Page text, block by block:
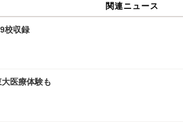
関連ニュース
校収録
医療体験も